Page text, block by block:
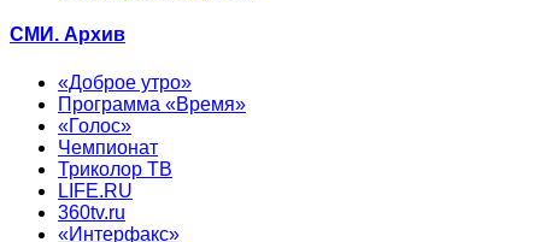
СМИ. Архив
«Доброе утро»
Программа «Время»
«Голос»
Чемпионат
Триколор ТВ
LIFE.RU
360tv.ru
«Интерфакс»